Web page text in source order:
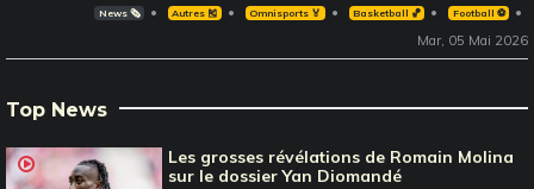
News 🗞️ Autres 🎽 Omnisports 🏅 Basketball 🏀 Football ⚽️
Mar, 05 Mai 2026
Top News
Les grosses révélations de Romain Molina
sur le dossier Yan Diomandé